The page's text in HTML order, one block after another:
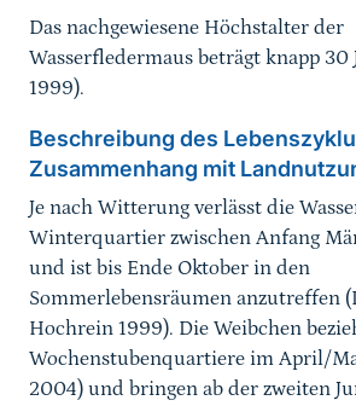
Das nachgewiesene Höchstalter der
Wasserfledermaus beträgt knapp 30
1999).
Beschreibung des
Zusammenhang mit
Je nach Witterung verlässt die
Winterquartier zwischen Anfang
und ist bis Ende Oktober in den
Sommerlebensräumen anzutreffen
Hochrein 1999). Die Weibchen
Wochenstubenquartiere im April/
2004) und bringen ab der zweiten